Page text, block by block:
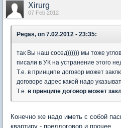
Xirurg
07 Feb 2012
Pegas, on 7.02.2012 - 23:35:
так Вы наш сосед)))))) мы тоже
писали в УК на устранение этого
Т.е. в принципе договор может
договоре адрес какой надо
Т.е. в принципе договор может
Конечно же надо иметь с собой
квартиру - преддоговор и прочее.